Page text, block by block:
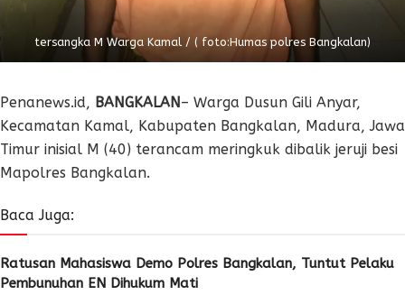
tersangka M Warga Kamal / ( foto:Humas polres Bangkalan)
Penanews.id, BANGKALAN– Warga Dusun Gili Anyar,
Kecamatan Kamal, Kabupaten Bangkalan, Madura, Jawa
Timur inisial M (40) terancam meringkuk dibalik jeruji besi
Mapolres Bangkalan.
Baca Juga:
Ratusan Mahasiswa Demo Polres Bangkalan, Tuntut Pelaku
Pembunuhan EN Dihukum Mati